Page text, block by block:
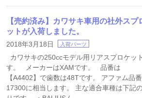
【売約済み】カワサキ車用の社外スプ
ットが入荷しました。
2018年3月18日 入荷パーツ
カワサキの250ccモデル用リアスプロケッ
す。 メーカーはXAMです。 品番は
【A4402】で歯数は48Tです。 アファム品
17300に相当します。 主な適合車種は下記